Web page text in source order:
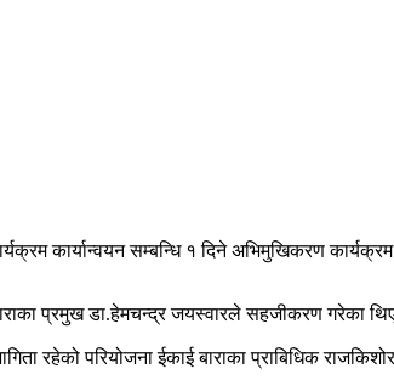
कार्यान्वयन सम्बन्धि १ दिने अभिमुखिकरण
प्रमुख डा.हेमचन्द्र जयस्वारले सहजीकरण गरेका
रहेको परियोजना ईकाई बाराका प्राबिधिक